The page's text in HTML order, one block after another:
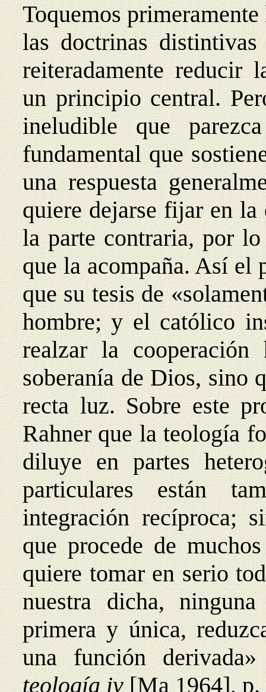
Toquemos
las doctrinas
reiteradamente reducir
un principio central.
ineludible que
fundamental que
una respuesta
quiere dejarse fijar en
la parte contraria, por
que la acompaña. Así el
que su tesis de
hombre; y el católico
realzar la
soberanía de Dios, sino
recta luz. Sobre este
Rahner que la teología
diluye en partes
particulares están
integración recíproca;
que procede de
quiere tomar en serio
nuestra dicha,
primera y única,
una función
teología iv [Ma 1964], p.